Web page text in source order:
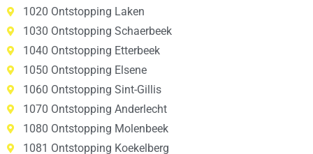
1020 Ontstopping Laken
1030 Ontstopping Schaerbeek
1040 Ontstopping Etterbeek
1050 Ontstopping Elsene
1060 Ontstopping Sint-Gillis
1070 Ontstopping Anderlecht
1080 Ontstopping Molenbeek
1081 Ontstopping Koekelberg